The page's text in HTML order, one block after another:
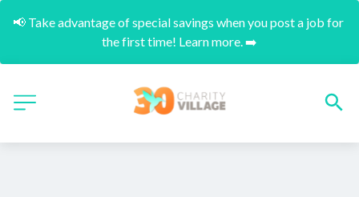
📢 Take advantage of special savings when you post a job for
the first time! Learn more. ➡️